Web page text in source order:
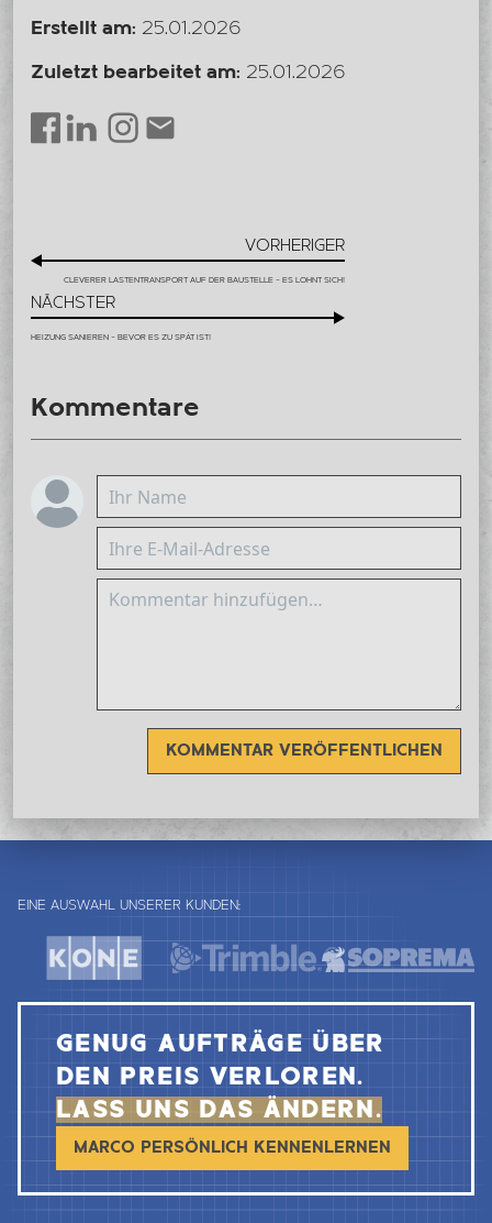
Erstellt am: 25.01.2026
Zuletzt bearbeitet am: 25.01.2026
Facebook
LinkedInInstagramEnvelope
VORHERIGER
CLEVERER LASTENTRANSPORT AUF DER BAUSTELLE – ES LOHNT SICH!
NÄCHSTER
HEIZUNG SANIEREN – BEVOR ES ZU SPÄT IST!
Kommentare
KOMMENTAR VERÖFFENTLICHEN
EINE AUSWAHL UNSERER KUNDEN:
GENUG AUFTRÄGE ÜBER
DEN PREIS VERLOREN.
LASS UNS DAS ÄNDERN.
MARCO PERSÖNLICH KENNENLERNEN